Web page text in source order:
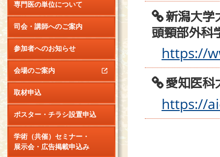
専門医の単位について
司会・講師へのご案内
参加者へのお知らせ
会場のご案内
取材申込
ポスター・チラシ設置申込
学術（共催）セミナー・
展示会・広告掲載申込み
新潟大
頭頸部外科
https://
愛知医
https://